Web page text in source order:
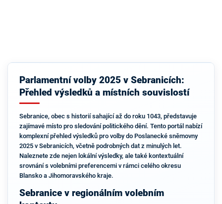
Parlamentní volby 2025 v Sebranicích:
Přehled výsledků a místních souvislostí
Sebranice, obec s historií sahající až do roku 1043, představuje
zajímavé místo pro sledování politického dění. Tento portál nabízí
komplexní přehled výsledků pro volby do Poslanecké sněmovny
2025 v Sebranicích, včetně podrobných dat z minulých let.
Naleznete zde nejen lokální výsledky, ale také kontextuální
srovnání s volebními preferencemi v rámci celého okresu
Blansko a Jihomoravského kraje.
Sebranice v regionálním volebním